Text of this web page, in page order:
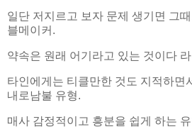
일단 저지르고 보자 문제 생기면 그
블메이커.
약속은 원래 어기라고 있는 것이다
타인에게는 티클만한 것도 지적하면
내로남불 유형.
매사 감정적이고 흥분을 쉽게 하는